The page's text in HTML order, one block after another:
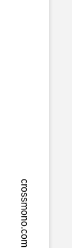
crossmono.com